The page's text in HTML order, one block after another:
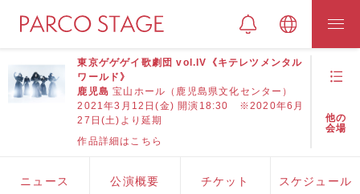
東京ゲゲゲイ歌劇団 vol.IV《キテレツメンタル
ワールド》
鹿児島宝山ホール（鹿児島県文化センター）
2021年3月12日(金) 開演18:30 ※2020年6月
27日(土)より延期
作品詳細はこちら
他の
会場
ニュース 公演概要 チケット スケジュール